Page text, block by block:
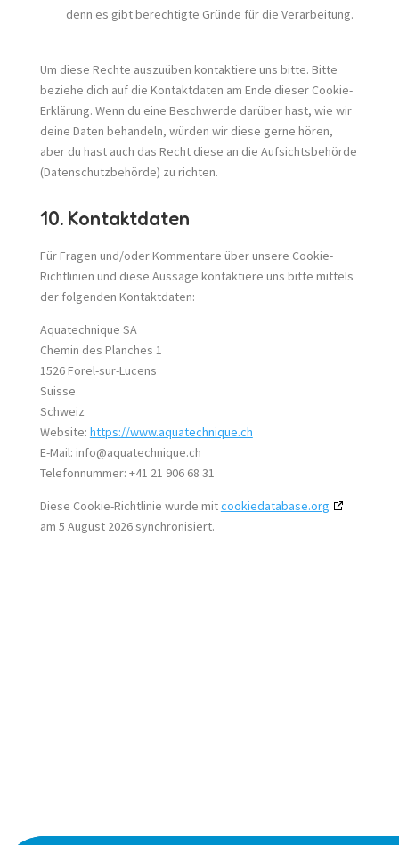
denn es gibt berechtigte Gründe für die Verarbeitung.
Um diese Rechte auszuüben kontaktiere uns bitte. Bitte
beziehe dich auf die Kontaktdaten am Ende dieser Cookie-
Erklärung. Wenn du eine Beschwerde darüber hast, wie wir
deine Daten behandeln, würden wir diese gerne hören,
aber du hast auch das Recht diese an die Aufsichtsbehörde
(Datenschutzbehörde) zu richten.
10. Kontaktdaten
Für Fragen und/oder Kommentare über unsere Cookie-
Richtlinien und diese Aussage kontaktiere uns bitte mittels
der folgenden Kontaktdaten:
Aquatechnique SA
Chemin des Planches 1
1526 Forel-sur-Lucens
Suisse
Schweiz
Website: https://www.aquatechnique.ch
E-Mail: info@aquatechnique.ch
Telefonnummer: +41 21 906 68 31
Diese Cookie-Richtlinie wurde mitcookiedatabase.org
am 5 August 2026 synchronisiert.